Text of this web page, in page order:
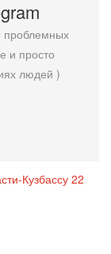
и просто
людей )